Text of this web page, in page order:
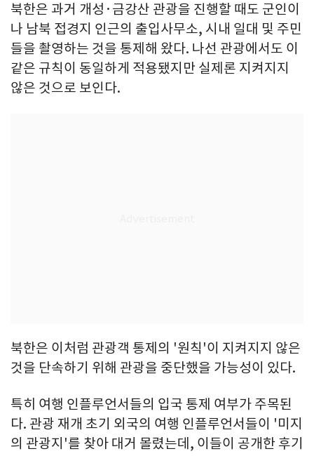
북한은 과거 개성·금강산 관광을 진행할 때도 군인이
나 남북 접경지 인근의 출입사무소, 시내 일대 및 주민
들을 촬영하는 것을 통제해 왔다. 나선 관광에서도 이
같은 규칙이 동일하게 적용됐지만 실제론 지켜지지
않은 것으로 보인다.
북한은 이처럼 관광객 통제의 '원칙'이 지켜지지 않은
것을 단속하기 위해 관광을 중단했을 가능성이 있다.
특히 여행 인플루언서들의 입국 통제 여부가 주목된
다. 관광 재개 초기 외국의 여행 인플루언서들이 '미지
의 관광지'를 찾아 대거 몰렸는데, 이들이 공개한 후기